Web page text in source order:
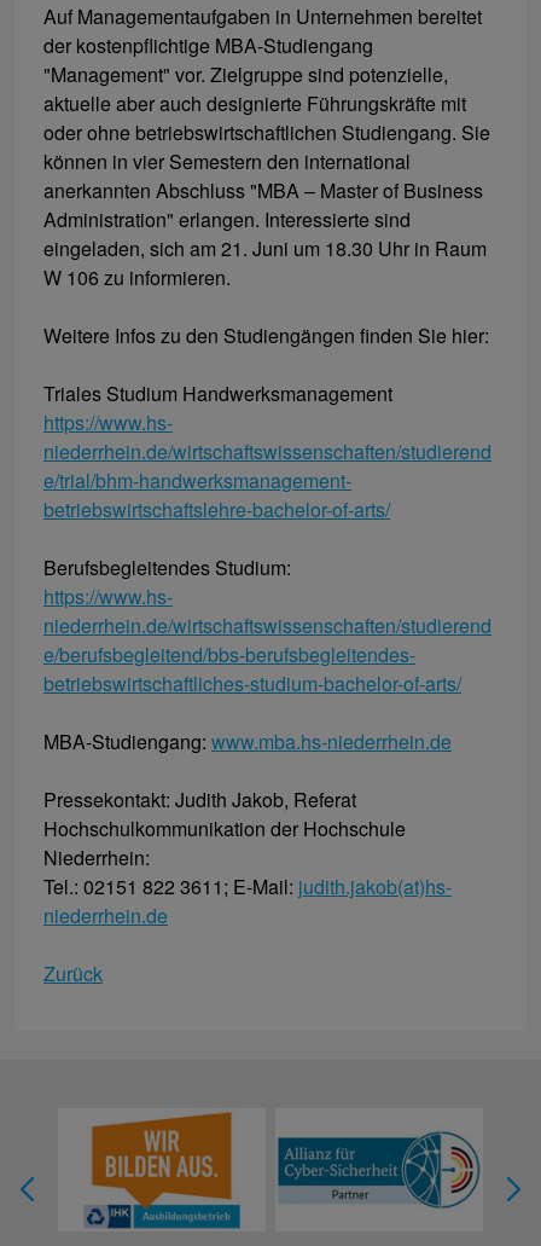
Auf Managementaufgaben in Unternehmen bereitet
der kostenpflichtige MBA-Studiengang
"Management" vor. Zielgruppe sind potenzielle,
aktuelle aber auch designierte Führungskräfte mit
oder ohne betriebswirtschaftlichen Studiengang. Sie
können in vier Semestern den international
anerkannten Abschluss "MBA – Master of Business
Administration" erlangen. Interessierte sind
eingeladen, sich am 21. Juni um 18.30 Uhr in Raum
W 106 zu informieren.
Weitere Infos zu den Studiengängen finden Sie hier:
Triales Studium Handwerksmanagement
https://www.hs-
niederrhein.de/wirtschaftswissenschaften/studierend
e/trial/bhm-handwerksmanagement-
betriebswirtschaftslehre-bachelor-of-arts/
Berufsbegleitendes Studium:
https://www.hs-
niederrhein.de/wirtschaftswissenschaften/studierend
e/berufsbegleitend/bbs-berufsbegleitendes-
betriebswirtschaftliches-studium-bachelor-of-arts/
MBA-Studiengang: www.mba.hs-niederrhein.de
Pressekontakt: Judith Jakob, Referat
Hochschulkommunikation der Hochschule
Niederrhein:
Tel.: 02151 822 3611; E-Mail: judith.jakob(at)hs-
niederrhein.de
Zurück